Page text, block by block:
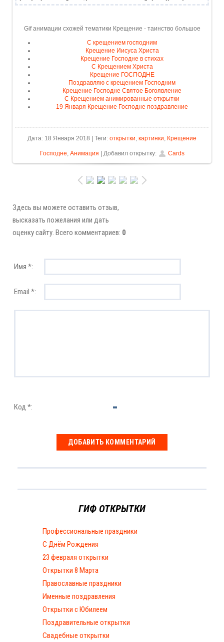
Gif анимации схожей тематики Крещение - таинство большое
С крещением господним
Крещение Иисуса Христа
Крещение Господне в стихах
С Крещением Христа
Крещение ГОСПОДНЕ
Поздравляю с крещением Господним
Крещение Господне Святое Богоявление
С Крещением анимированные открытки
19 Января Крещение Господне поздравление
Дата: 18 Января 2018 | Теги: открытки, картинки, Крещение
Господне, Анимация | Добавил открытку: Cards
Здесь вы можете оставить отзыв,
высказать пожелания или дать
оценку сайту. Всего комментариев: 0
Имя *:
Email *:
Код *:
ГИФ ОТКРЫТКИ
Профессиональные праздники
С Днём Рождения
23 февраля открытки
Открытки 8 Марта
Православные праздники
Именные поздравления
Открытки с Юбилеем
Поздравительные открытки
Свадебные открытки